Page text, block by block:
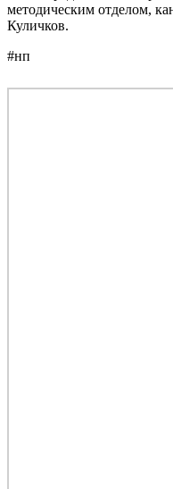
методическим отделом,
Куличков.
#нп